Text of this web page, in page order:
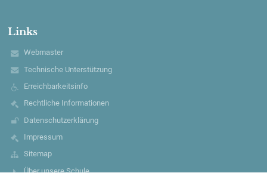
Links
Webmaster
Technische Unterstützung
Erreichbarkeitsinfo
Rechtliche Informationen
Datenschutzerklärung
Impressum
Sitemap
Über unsere Schule